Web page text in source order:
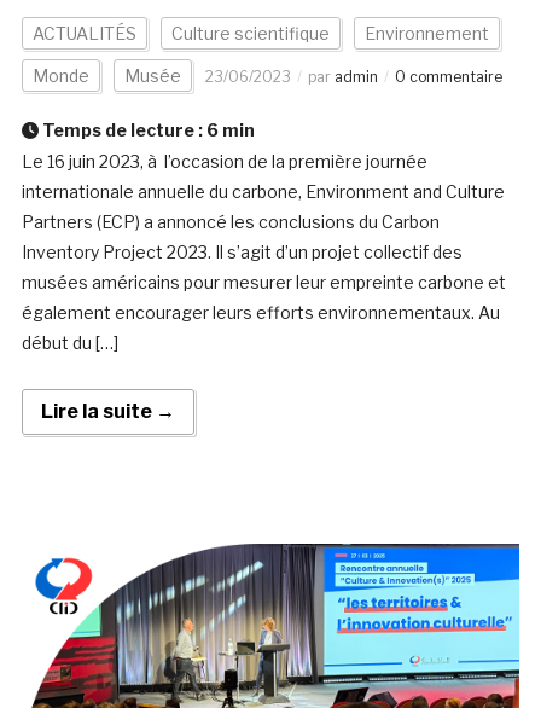
ACTUALITÉS Culture scientifique Environnement
Monde Musée 23/06/2023 par admin 0 commentaire
Temps de lecture : 6 min
Le 16 juin 2023, à l’occasion de la première journée
internationale annuelle du carbone, Environment and Culture
Partners (ECP) a annoncé les conclusions du Carbon
Inventory Project 2023. Il s’agit d’un projet collectif des
musées américains pour mesurer leur empreinte carbone et
également encourager leurs efforts environnementaux. Au
début du […]
Lire la suite →